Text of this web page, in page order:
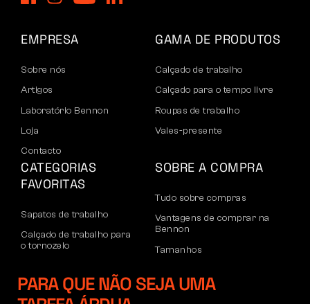
EMPRESA
Sobre nós
Artigos
Laboratório Bennon
Loja
Contacto
GAMA DE PRODUTOS
Calçado de trabalho
Calçado para o tempo livre
Roupas de trabalho
Vales-presente
CATEGORIAS
FAVORITAS
Sapatos de trabalho
Calçado de trabalho para
o tornozelo
Calçado de lazer para
o tornozelo
SOBRE A COMPRA
Tudo sobre compras
Vantagens de comprar na
Bennon
Tamanhos
Transporte e pagamento
PARA QUE NÃO SEJA UMA